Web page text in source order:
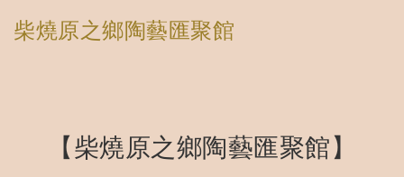
柴燒原之鄉陶藝匯聚館
【柴燒原之鄉陶藝匯聚館】